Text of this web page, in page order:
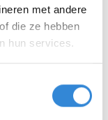
met andere
die ze hebben
hun services.
van onze
uit het
eten, drinken